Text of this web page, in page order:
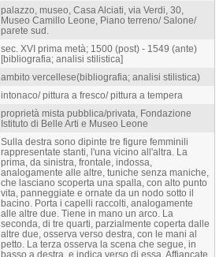
palazzo, museo, Casa Alciati, via Verdi, 30,
Museo Camillo Leone, Piano terreno/ Salone/
parete sud.
sec. XVI prima metà; 1500 (post) - 1549 (ante)
[bibliografia; analisi stilistica]
ambito vercellese(bibliografia; analisi stilistica)
intonaco/ pittura a fresco/ pittura a tempera
proprietà mista pubblica/privata, Fondazione
Istituto di Belle Arti e Museo Leone
Sulla destra sono dipinte tre figure femminili
rappresentate stanti, l'una vicino all'altra. La
prima, da sinistra, frontale, indossa,
analogamente alle altre, tuniche senza maniche,
che lasciano scoperta una spalla, con alto punto
vita, panneggiate e ornate da un nodo sotto il
bacino. Porta i capelli raccolti, analogamente
alle altre due. Tiene in mano un arco. La
seconda, di tre quarti, parzialmente coperta dalle
altre due, osserva verso destra, con le mani al
petto. La terza osserva la scena che segue, in
basso a destra, e indica verso di essa. Affiancate